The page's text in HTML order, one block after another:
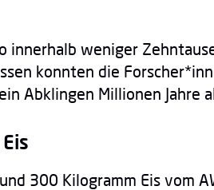
innerhalb weniger
konnten die
Abklingen Millionen Jahre
300 Kilogramm Eis vom